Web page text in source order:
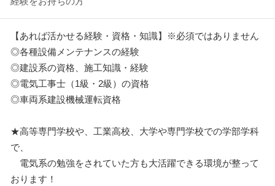
【あれば活かせる経験・資格・知識】※必須ではありません
◎各種設備メンテナンスの経験
◎建設系の資格、施工知識・経験
◎電気工事士（1級・2級）の資格
◎車両系建設機械運転資格
★高等専門学校や、工業高校、大学や専門学校での学部学科
で、
電気系の勉強をされていた方も大活躍できる環境が整って
おります！